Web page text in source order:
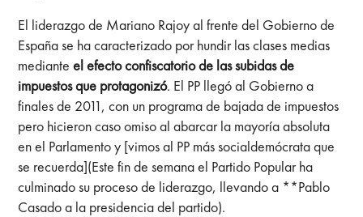
El liderazgo de Mariano Rajoy al frente del Gobierno de
España se ha caracterizado por hundir las clases medias
medianteel efecto confiscatorio de las subidas de
impuestos que protagonizó. El PP llegó al Gobierno a
finales de 2011, con un programa de bajada de impuestos
pero hicieron caso omiso al abarcar la mayoría absoluta
en el Parlamento y [vimos al PP más socialdemócrata que
se recuerda](Este fin de semana el Partido Popular ha
culminado su proceso de liderazgo, llevando a **Pablo
Casado a la presidencia del partido).